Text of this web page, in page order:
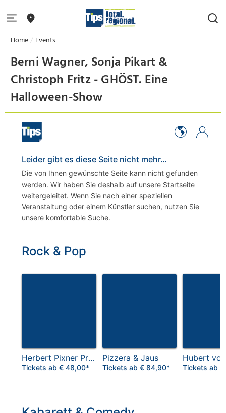
Home Events
Berni Wagner, Sonja Pikart &
Christoph Fritz - GHÖST. Eine
Halloween-Show